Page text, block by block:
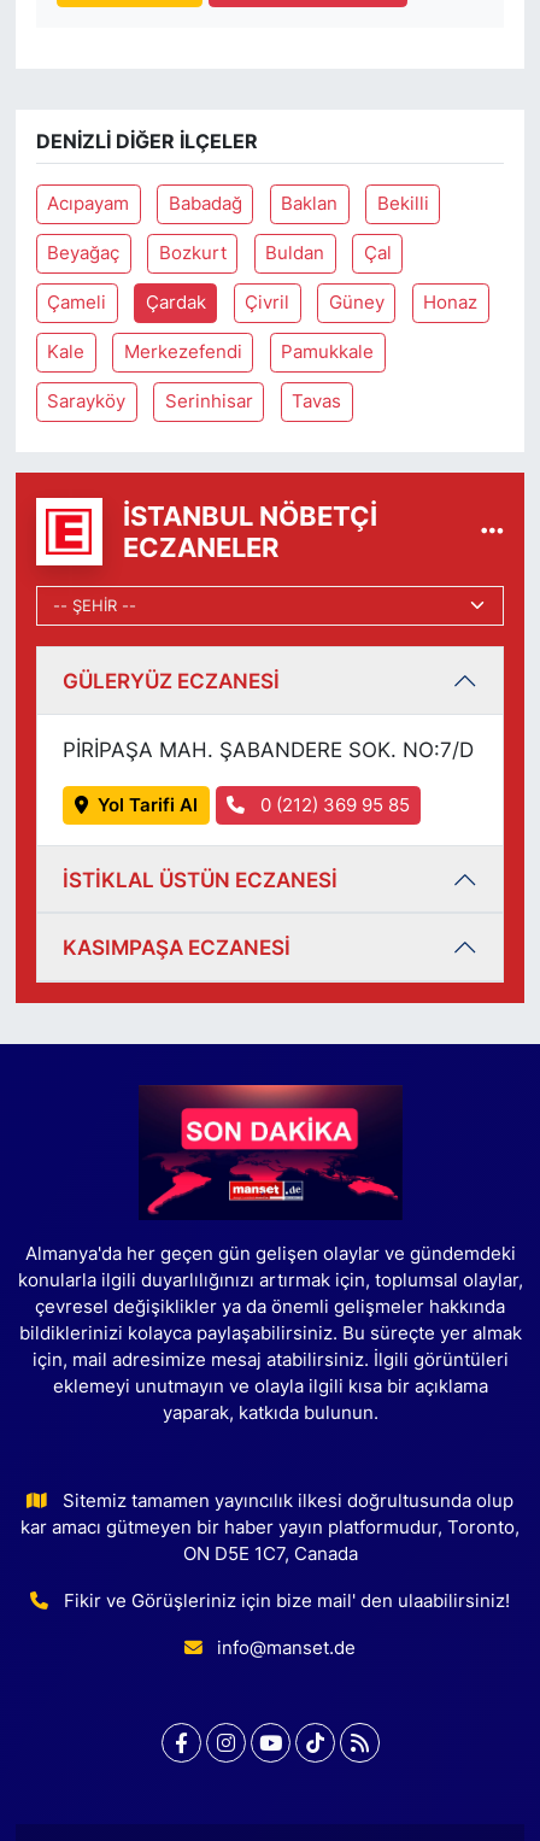
DENIZLI DIĞER İLÇELER
Acıpayam Babadağ Baklan Bekilli
Beyağaç Bozkurt Buldan Çal
Çameli Çardak Çivril Güney Honaz
Kale Merkezefendi Pamukkale
Sarayköy Serinhisar Tavas
İSTANBUL NÖBETÇI
ECZANELER
GÜLERYÜZ ECZANESİ
PİRİPAŞA MAH. ŞABANDERE SOK. NO:7/D
Yol Tarifi Al 0 (212) 369 95 85
İSTİKLAL ÜSTÜN ECZANESİ
KASIMPAŞA ECZANESİ
Almanya'da her geçen gün gelişen olaylar ve gündemdeki
konularla ilgili duyarlılığınızı artırmak için, toplumsal olaylar,
çevresel değişiklikler ya da önemli gelişmeler hakkında
bildiklerinizi kolayca paylaşabilirsiniz. Bu süreçte yer almak
için, mail adresimize mesaj atabilirsiniz. İlgili görüntüleri
eklemeyi unutmayın ve olayla ilgili kısa bir açıklama
yaparak, katkıda bulunun.
Sitemiz tamamen yayıncılık ilkesi doğrultusunda olup
kar amacı gütmeyen bir haber yayın platformudur, Toronto,
ON D5E 1C7, Canada
Fikir ve Görüşleriniz için bize mail' den ulaabilirsiniz!
info@manset.de